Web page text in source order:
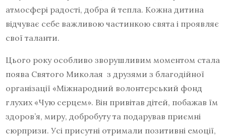
атмосфері радості, добра й тепла. Кожна дитина
відчуває себе важливою частинкою свята і проявляє
свої таланти.
Цього року особливо зворушливим моментом стала
поява Святого Миколая з друзями з благодійної
організації «Міжнародний волонтерський фонд
глухих «Чую серцем». Він привітав дітей, побажав їм
здоров’я, миру, добробуту та подарував приємні
сюрпризи. Усі присутні отримали позитивні емоції,